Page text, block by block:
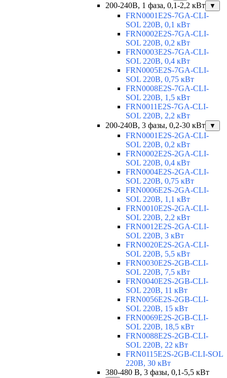
200-240В, 1 фаза, 0,1-2,2 кВт ▼
FRN0001E2S-7GA-CLI-
SOL 220В, 0,1 кВт
FRN0002E2S-7GA-CLI-
SOL 220В, 0,2 кВт
FRN0003E2S-7GA-CLI-
SOL 220В, 0,4 кВт
FRN0005E2S-7GA-CLI-
SOL 220В, 0,75 кВт
FRN0008E2S-7GA-CLI-
SOL 220В, 1,5 кВт
FRN0011E2S-7GA-CLI-
SOL 220В, 2,2 кВт
200-240В, 3 фазы, 0,2-30 кВт
▼
FRN0001E2S-2GA-CLI-
SOL 220В, 0,2 кВт
FRN0002E2S-2GA-CLI-
SOL 220В, 0,4 кВт
FRN0004E2S-2GA-CLI-
SOL 220В, 0,75 кВт
FRN0006E2S-2GA-CLI-
SOL 220В, 1,1 кВт
FRN0010E2S-2GA-CLI-
SOL 220В, 2,2 кВт
FRN0012E2S-2GA-CLI-
SOL 220В, 3 кВт
FRN0020E2S-2GA-CLI-
SOL 220В, 5,5 кВт
FRN0030E2S-2GB-CLI-
SOL 220В, 7,5 кВт
FRN0040E2S-2GB-CLI-
SOL 220В, 11 кВт
FRN0056E2S-2GB-CLI-
SOL 220В, 15 кВт
FRN0069E2S-2GB-CLI-
SOL 220В, 18,5 кВт
FRN0088E2S-2GB-CLI-
SOL 220В, 22 кВт
FRN0115E2S-2GB-CLI-SOL
220В, 30 кВт
380-480 В, 3 фазы, 0,1-5,5 кВт